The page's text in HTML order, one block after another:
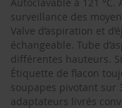
Autoclavable à 121
surveillance des
Valve d’aspiration et
échangeable. Tube
différentes hauteurs.
Étiquette de flacon
soupapes pivotant sur
adaptateurs livrés